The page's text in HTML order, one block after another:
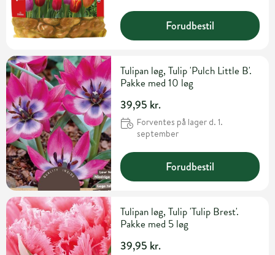
Forudbestil
Tulipan løg, Tulip 'Pulch Little B'.
Pakke med 10 løg
39,95 kr.
Forventes på lager d. 1.
september
Forudbestil
Tulipan løg, Tulip 'Tulip Brest'.
Pakke med 5 løg
39,95 kr.